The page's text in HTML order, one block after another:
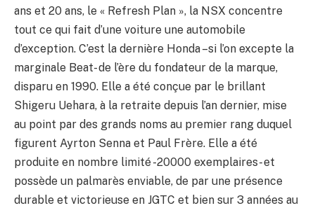
ans et 20 ans, le « Refresh Plan », la NSX concentre
tout ce qui fait d’une voiture une automobile
d’exception. C’est la dernière Honda –si l’on excepte la
marginale Beat- de l’ère du fondateur de la marque,
disparu en 1990. Elle a été conçue par le brillant
Shigeru Uehara, à la retraite depuis l’an dernier, mise
au point par des grands noms au premier rang duquel
figurent Ayrton Senna et Paul Frère. Elle a été
produite en nombre limité -20000 exemplaires- et
possède un palmarès enviable, de par une présence
durable et victorieuse en JGTC et bien sur 3 années au